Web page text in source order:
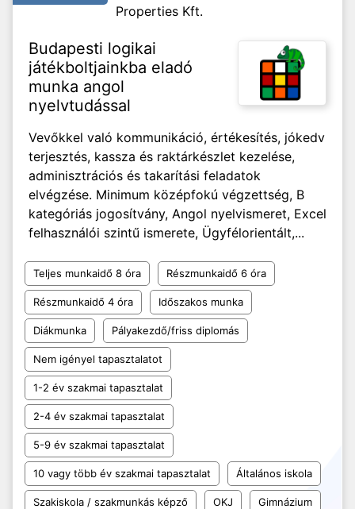
Properties Kft.
Budapesti logikai
játékboltjainkba eladó
munka angol
nyelvtudással
Vevőkkel való kommunikáció, értékesítés, jókedv
terjesztés, kassza és raktárkészlet kezelése,
adminisztrációs és takarítási feladatok
elvégzése. Minimum középfokú végzettség, B
kategóriás jogosítvány, Angol nyelvismeret, Excel
felhasználói szintű ismerete, Ügyfélorientált,...
Teljes munkaidő 8 óra Részmunkaidő 6 óra
Részmunkaidő 4 óra Időszakos munka
Diákmunka Pályakezdő/friss diplomás
Nem igényel tapasztalatot
1-2 év szakmai tapasztalat
2-4 év szakmai tapasztalat
5-9 év szakmai tapasztalat
10 vagy több év szakmai tapasztalat Általános iskola
Szakiskola / szakmunkás képző OKJ Gimnázium